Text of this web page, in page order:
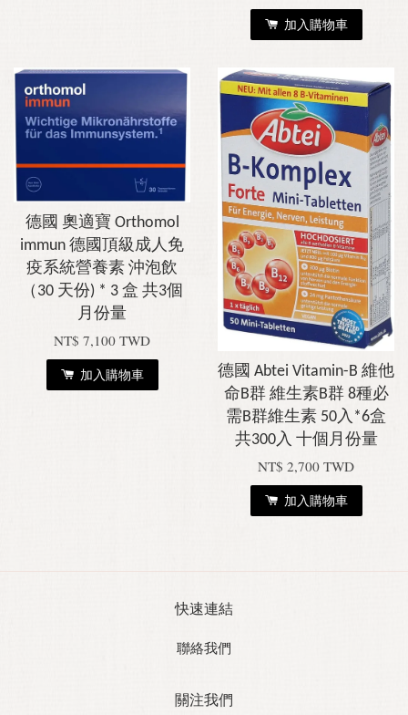
加入購物車
德國 奧適寶 Orthomol
immun 德國頂級成人免
疫系統營養素 沖泡飲
（30 天份) * 3 盒 共3個
月份量
NT$ 7,100 TWD
加入購物車
德國 Abtei Vitamin-B 維他
命B群 維生素B群 8種必
需B群維生素 50入*6盒
共300入 十個月份量
NT$ 2,700 TWD
加入購物車
快速連結
聯絡我們
關注我們